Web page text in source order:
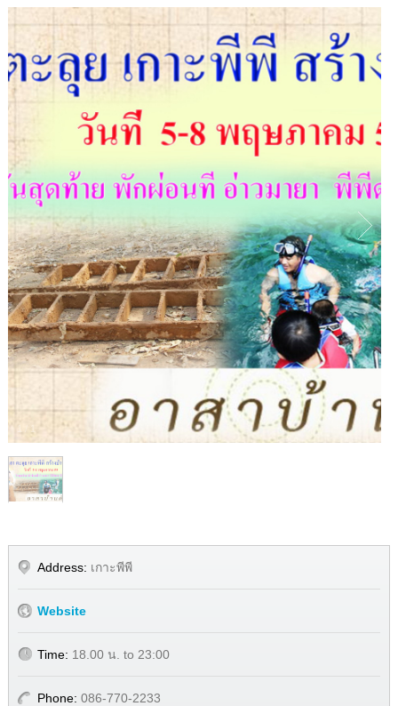
Address: เกาะพีพี
Website
Time: 18.00 น. to 23:00
Phone: 086-770-2233